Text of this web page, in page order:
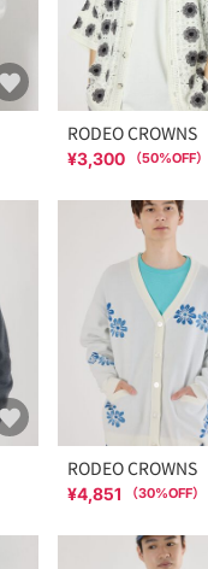
RODEO CROWNS
¥3,300 （50%OFF）
RODEO CROWNS
¥4,851 （30%OFF）